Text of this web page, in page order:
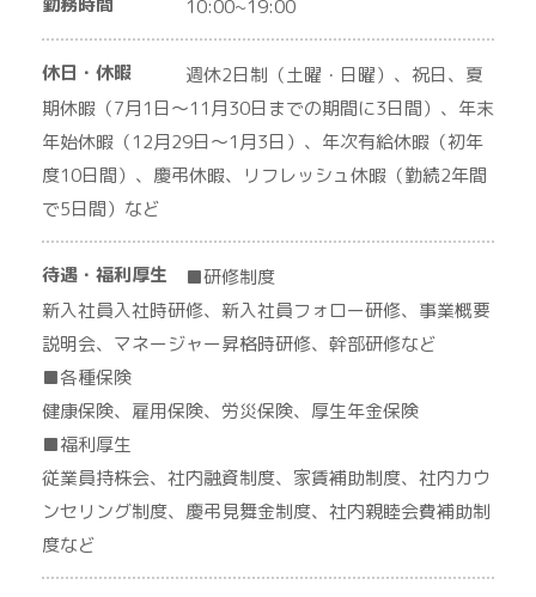
10:00~19:00
休日・休暇
週休2日制（土曜・日曜）、祝日、夏
期休暇（7月1日～11月30日までの期間に3日間）、年末
年始休暇（12月29日～1月3日）、年次有給休暇（初年
度10日間）、慶弔休暇、リフレッシュ休暇（勤続2年間
で5日間）など
待遇・福利厚生
■研修制度
新入社員入社時研修、新入社員フォロー研修、事業概要
説明会、マネージャー昇格時研修、幹部研修など
■各種保険
健康保険、雇用保険、労災保険、厚生年金保険
■福利厚生
従業員持株会、社内融資制度、家賃補助制度、社内カウ
ンセリング制度、慶弔見舞金制度、社内親睦会費補助制
度など